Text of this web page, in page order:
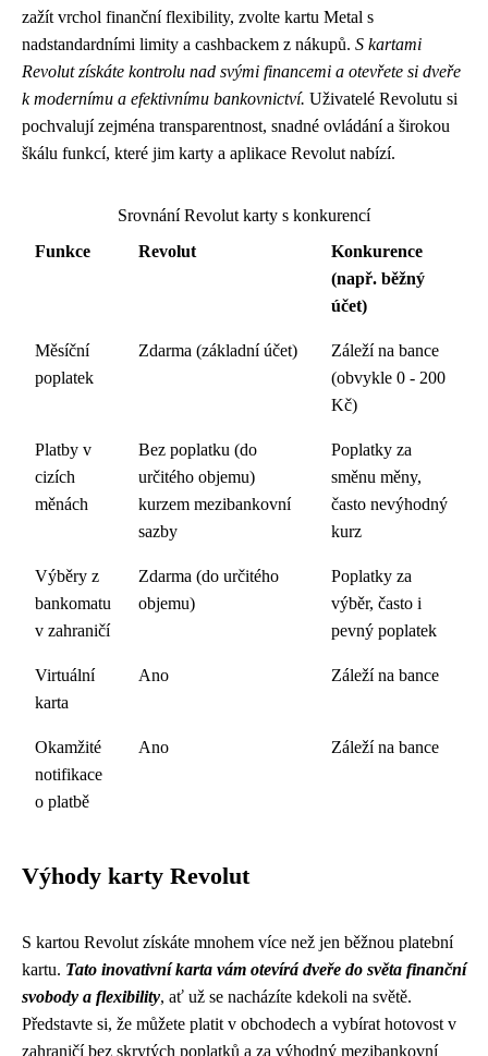
zažít vrchol finanční flexibility, zvolte kartu Metal s
nadstandardními limity a cashbackem z nákupů. S kartami
Revolut získáte kontrolu nad svými financemi a otevřete si dveře
k modernímu a efektivnímu bankovnictví. Uživatelé Revolutu si
pochvalují zejména transparentnost, snadné ovládání a širokou
škálu funkcí, které jim karty a aplikace Revolut nabízí.
Srovnání Revolut karty s konkurencí
Funkce
Revolut
Konkurence
(např. běžný
účet)
Měsíční
poplatek
Zdarma (základní účet)
Záleží na bance
(obvykle 0 - 200
Kč)
Platby v
cizích
měnách
Bez poplatku (do
určitého objemu)
kurzem mezibankovní
sazby
Poplatky za
směnu měny,
často nevýhodný
kurz
Výběry z
bankomatu
v zahraničí
Zdarma (do určitého
objemu)
Poplatky za
výběr, často i
pevný poplatek
Virtuální
karta
Ano Záleží na bance
Okamžité
notifikace
o platbě
Ano Záleží na bance
Výhody karty Revolut
S kartou Revolut získáte mnohem více než jen běžnou platební
kartu. Tato inovativní karta vám otevírá dveře do světa finanční
svobody a flexibility, ať už se nacházíte kdekoli na světě.
Představte si, že můžete platit v obchodech a vybírat hotovost v
zahraničí bez skrytých poplatků a za výhodný mezibankovní